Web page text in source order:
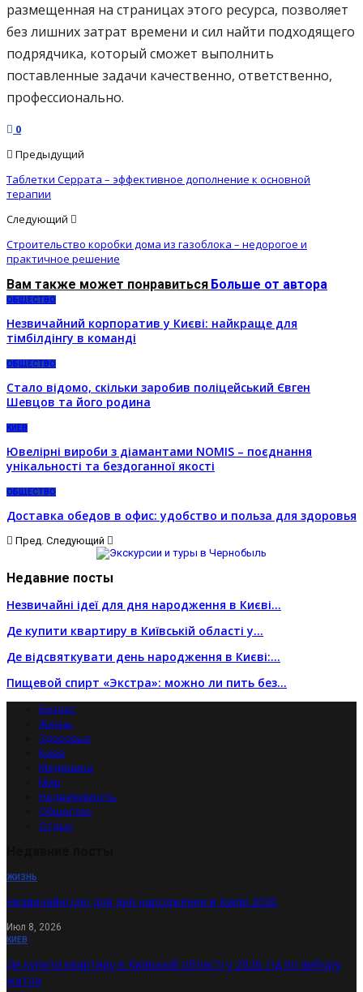
размещенная на страницах этого ресурса, позволяет
без лишних затрат времени и сил найти подходящего
подрядчика, который сможет выполнить
поставленные задачи качественно, ответственно,
профессионально.
0
Предыдущий
Таблетки Серрата – эффективное дополнение к основной
терапии
Следующий
Строительство коробки дома из газоблока – недорогое и
практичное решение
Вам также может понравиться Больше от автора
ОБЩЕСТВО
Незвичайний корпоратив у Києві: найкраще для
тімбілдінгу в команді
ОБЩЕСТВО
Стало відомо, скільки заробив поліцейський Євген
Шевцов та його родина
КИЕВ
Ювелірні вироби з діамантами NOMIS – поєднання
унікальності та бездоганної якості
ОБЩЕСТВО
Доставка обедов в офис: удобство и польза для здоровья
Пред. Следующий
Недавние посты
Незвичайні ідеї для дня народження в Києві…
Де купити квартиру в Київській області у…
Де відсвяткувати день народження в Києві:…
Пищевой спирт «Экстра»: можно ли пить без…
Бизнес
Жизнь
Здоровье
Киев
Медицина
Мир
Недвижимость
Общество
Отдых
ЖИЗНЬ
Незвичайні ідеї для дня народження в Києві 2026
Июл 8, 2026
КИЕВ
Де купити квартиру в Київській області у 2026: гід по вибору
житла